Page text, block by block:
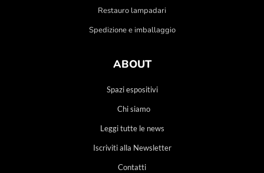
Restauro lampadari
Spedizione e imballaggio
ABOUT
Spazi espositivi
Chi siamo
Leggi tutte le news
Iscriviti alla Newsletter
Contatti